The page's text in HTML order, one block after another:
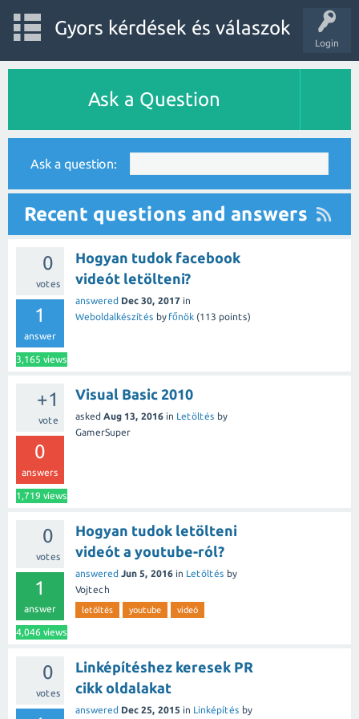
Login
Gyors kérdések és válaszok
Ask a Question
Ask a question:
Recent questions and answers
0
votes
1
answer
3,165 views
Hogyan tudok facebook
videót letölteni?
answered Dec 30, 2017 in
Weboldalkészítés by főnök (113 points)
+1
vote
0
answers
1,719 views
Visual Basic 2010
asked Aug 13, 2016 in Letöltés by
GamerSuper
0
votes
1
answer
4,046 views
Hogyan tudok letölteni
videót a youtube-ról?
answered Jun 5, 2016 in Letöltés by
Vojtech
letöltés youtube videó
0
votes
Linképítéshez keresek PR
cikk oldalakat
answered Dec 25, 2015 in Linképítés by